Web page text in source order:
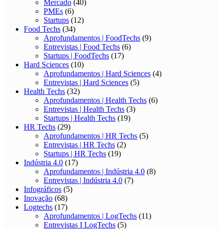
Mercado (40)
PMEs (6)
Startups (12)
Food Techs (34)
Aprofundamentos | FoodTechs (9)
Entrevistas | Food Techs (6)
Startups | FoodTechs (17)
Hard Sciences (10)
Aprofundamentos | Hard Sciences (4)
Entrevistas | Hard Sciences (5)
Health Techs (32)
Aprofundamentos | Health Techs (6)
Entrevistas | Health Techs (3)
Startups | Health Techs (19)
HR Techs (29)
Aprofundamentos | HR Techs (5)
Entrevistas | HR Techs (2)
Startups | HR Techs (19)
Indústria 4.0 (17)
Aprofundamentos | Indústria 4.0 (8)
Entrevistas | Indústria 4.0 (7)
Infográficos (5)
Inovação (68)
Logtechs (17)
Aprofundamentos | LogTechs (11)
Entrevistas I LogTechs (5)